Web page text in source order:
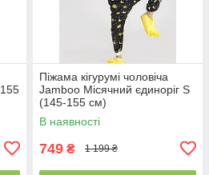
Піжама кігурумі чоловіча
Jamboo Місячний єдиноріг S
(145-155 см)
В наявності
749 ₴ 1 199 ₴